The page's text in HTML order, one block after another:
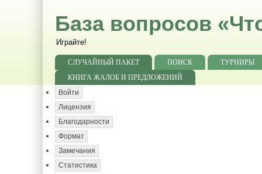
База вопросов
Играйте!
СЛУЧАЙНЫЙ ПАКЕТ ПОИСК
ТУРНИРЫ
КНИГА ЖАЛОБ И ПРЕДЛОЖЕНИЙ
Войти
Лицензия
Благодарности
Формат
Замечания
Статистика